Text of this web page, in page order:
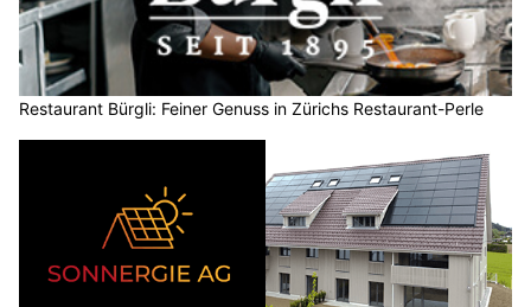
Restaurant Bürgli: Feiner Genuss in Zürichs Restaurant-Perle